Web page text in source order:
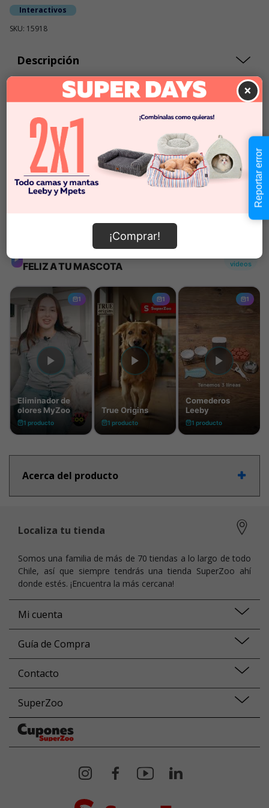
Interactivos
SKU: 15918
Descripción
Cantidad:
-
$9.990
Añadir al carrito
Información de envío
Acerca del producto
×
¡Comprar!
Localiza tu tienda
Somos una familia de más de 70 tiendas a lo largo de todo
Chile, así que siempre tendrás una tienda SuperZoo ahí
donde estés. ¡Encuentra la más cercana!
Mi cuenta
Guía de Compra
Contacto
SuperZoo
Reportar error